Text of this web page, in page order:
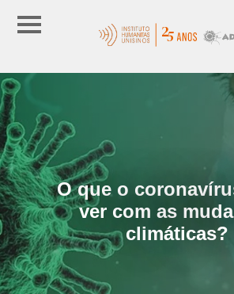
O que o
ver com as
climáticas?